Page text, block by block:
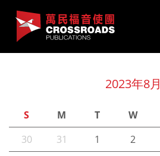
2023年8月
S M T W
30 31 1 2